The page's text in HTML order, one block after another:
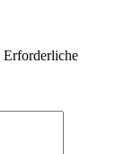
Erforderliche